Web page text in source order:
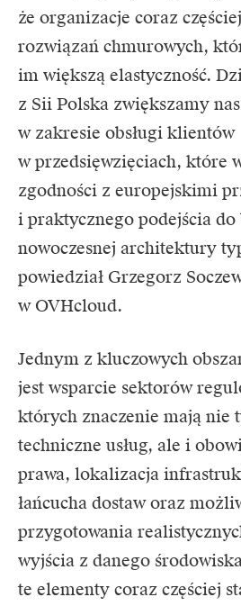
że organizacje coraz
rozwiązań chmurowych,
im większą elastyczność.
z Sii Polska zwiększamy
w zakresie obsługi klientów
w przedsięwzięciach, które
zgodności z europejskimi
i praktycznego podejścia
nowoczesnej architektury
powiedział Grzegorz
w OVHcloud.
Jednym z kluczowych
jest wsparcie sektorów
których znaczenie mają nie
techniczne usług, ale i
prawa, lokalizacja
łańcucha dostaw oraz
przygotowania
wyjścia z danego
te elementy coraz częściej